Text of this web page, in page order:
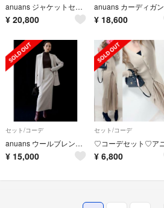
anuans ジャケットセットアップ
¥ 20,800 ¥ 18,600
セット/コーデ
anuans ウールブレンドシングルジャケット、タイトスカートセットアップ
¥ 15,000
セット/コーデ
¥ 6,800